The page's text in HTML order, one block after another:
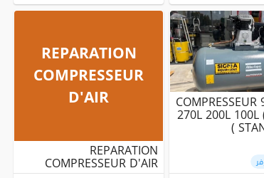
270L 200L 100L
REPARATION
COMPRESSEUR
D'AIR
REPARATION
COMPRESSEUR D'AIR